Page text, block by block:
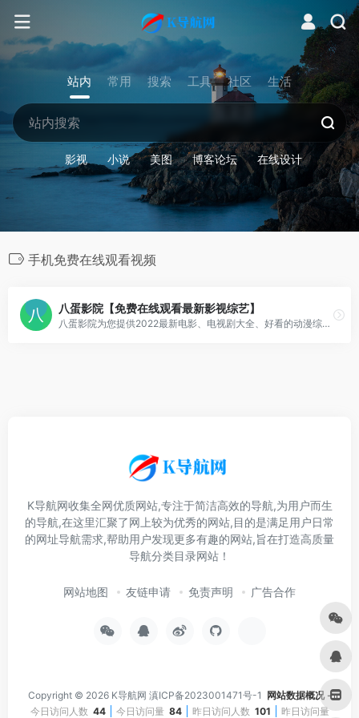
站内 常用 搜索 工具 社区 生活
影视 小说 美图 博客论坛 在线设计
手机免费在线观看视频
八蛋影院【免费在线观看最新影视综艺】
八蛋影院为您提供2022最新电影、电视剧大全、好看的动漫综艺、最新的影视资源在线免费观看，每天更新最新好看的电视剧，最新综艺真人秀，明星信息与相关电影电视剧，同
K导航网收集全网优质网站,专注于简洁高效的导航,为用户而生
的导航,在这里汇聚了网上较为优秀的网站,目的是满足用户日常
的网址导航需求,帮助用户发现更多有趣的网站,旨在打造高质量
导航分类目录网站！
网站地图 友链申请 免责声明 广告合作
Copyright © 2026 K导航网 滇ICP备2023001471号-1 网站数据概况 -
今日访问人数 44 今日访问量 84 昨日访问人数 101 昨日访问量